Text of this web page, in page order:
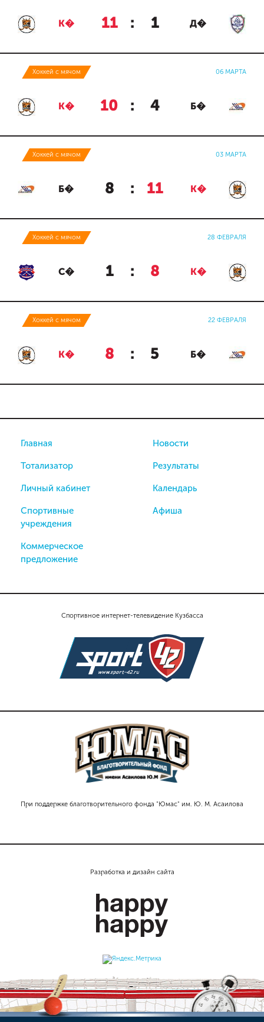
К� 11 : 1 Д�
Хоккей с мячом 06 МАРТА
К� 10 : 4 Б�
Хоккей с мячом 03 МАРТА
Б� 8 : 11 К�
Хоккей с мячом 28 ФЕВРАЛЯ
С� 1 : 8 К�
Хоккей с мячом 22 ФЕВРАЛЯ
К� 8 : 5 Б�
Спортивное интернет-телевидение Кузбасса
При поддержке благотворительного фонда "Юмас" им. Ю. М. Асаилова
Главная
Тотализатор
Личный кабинет
Спортивные
учреждения
Коммерческое
предложение
Новости
Результаты
Календарь
Афиша
Разработка и дизайн сайта